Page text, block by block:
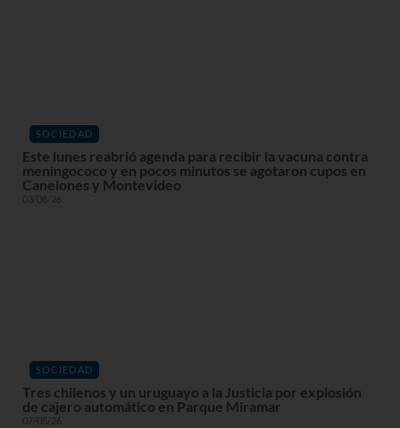
SOCIEDAD
Este lunes reabrió agenda para recibir la vacuna contra
meningococo y en pocos minutos se agotaron cupos en
Canelones y Montevideo
03/08/26
SOCIEDAD
Tres chilenos y un uruguayo a la Justicia por explosión
de cajero automático en Parque Miramar
07/08/26